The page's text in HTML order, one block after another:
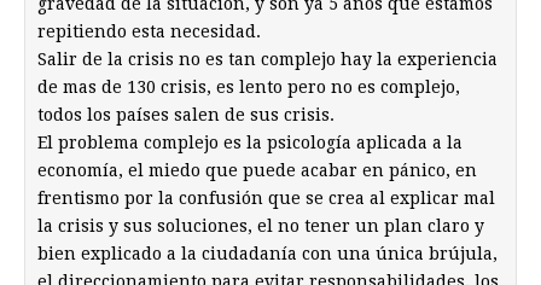
repitiendo esta necesidad.
Salir de la crisis no es tan complejo hay la experiencia
de mas de 130 crisis, es lento pero no es complejo,
todos los países salen de sus crisis.
El problema complejo es la psicología aplicada a la
economía, el miedo que puede acabar en pánico, en
frentismo por la confusión que se crea al explicar mal
la crisis y sus soluciones, el no tener un plan claro y
bien explicado a la ciudadanía con una única brújula,